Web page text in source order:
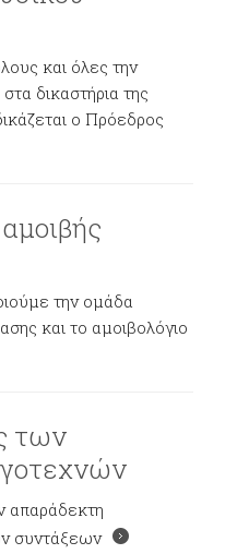
και όλες την
δικαστήρια της
ο Πρόεδρος
την ομάδα
και το αμοιβολόγιο
των
απαράδεκτη
συντάξεων